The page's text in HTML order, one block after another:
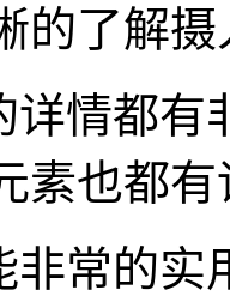
的了解
详情都
素也都
非常的